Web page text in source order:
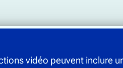
vidéo peuvent inclure